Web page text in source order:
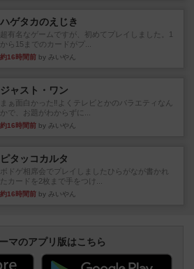
ハゲタカのえじき
超有名なゲームですが、初めてプレイしました。1
から15までのカードがプ...
約16時間前 by みいやん
ジャスト・ワン
まぁ面白かった‼️よくテレビとかのバラエティなん
かで、お題がわからずに...
約16時間前 by みいやん
ピタッコカルタ
ボドゲ相席会でプレイしましたひらがなが書かれ
たカードを2枚まで手をつけ...
約16時間前 by みいやん
マのアプリ版はこちら